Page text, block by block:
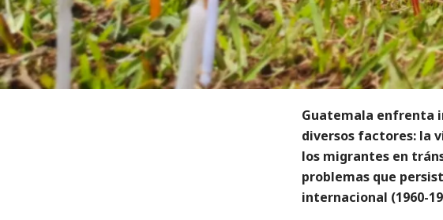
Guatemala enfrenta
diversos factores: la
los migrantes en
problemas que
internacional (1960-